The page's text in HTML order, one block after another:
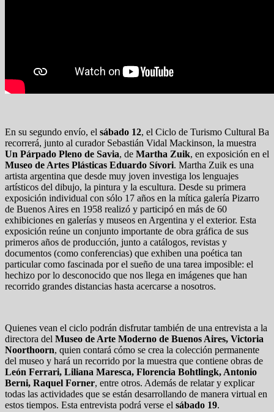
En su segundo envío, el sábado 12, el Ciclo de Turismo Cultural Ba
recorrerá, junto al curador Sebastián Vidal Mackinson, la muestra
Un Párpado Pleno de Savia, de Martha Zuik, en exposición en el
Museo de Artes Plásticas Eduardo Sívori. Martha Zuik es una
artista argentina que desde muy joven investiga los lenguajes
artísticos del dibujo, la pintura y la escultura. Desde su primera
exposición individual con sólo 17 años en la mítica galería Pizarro
de Buenos Aires en 1958 realizó y participó en más de 60
exhibiciones en galerías y museos en Argentina y el exterior. Esta
exposición reúne un conjunto importante de obra gráfica de sus
primeros años de producción, junto a catálogos, revistas y
documentos (como conferencias) que exhiben una poética tan
particular como fascinada por el sueño de una tarea imposible: el
hechizo por lo desconocido que nos llega en imágenes que han
recorrido grandes distancias hasta acercarse a nosotros.
Quienes vean el ciclo podrán disfrutar también de una entrevista a la
directora del Museo de Arte Moderno de Buenos Aires, Victoria
Noorthoorn, quien contará cómo se crea la colección permanente
del museo y hará un recorrido por la muestra que contiene obras de
León Ferrari, Liliana Maresca, Florencia Bohtlingk, Antonio
Berni, Raquel Forner, entre otros. Además de relatar y explicar
todas las actividades que se están desarrollando de manera virtual en
estos tiempos. Esta entrevista podrá verse el sábado 19.